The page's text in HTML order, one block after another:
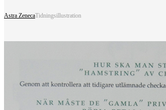
Astra ZenecaTidningsillustration